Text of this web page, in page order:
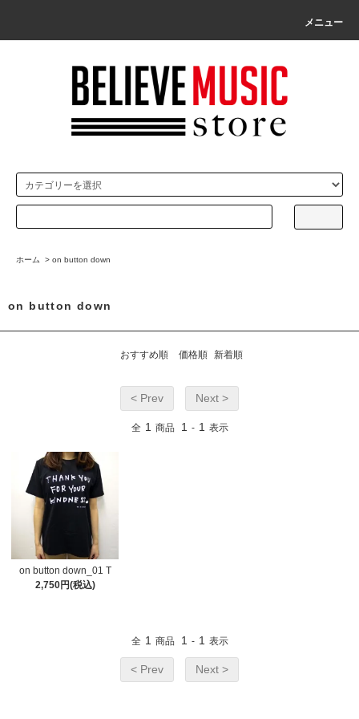
メニュー
ホーム > on button down
on button down
おすすめ順 価格順 新着順
< Prev Next >
全 1 商品 1 - 1 表示
on button down_01 T
2,750円(税込)
全 1 商品 1 - 1 表示
< Prev Next >